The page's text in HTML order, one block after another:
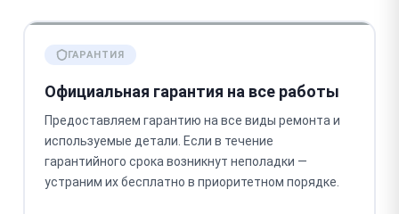
ГАРАНТИЯ
Официальная гарантия на все работы
Предоставляем гарантию на все виды ремонта и
используемые детали. Если в течение
гарантийного срока возникнут неполадки —
устраним их бесплатно в приоритетном порядке.